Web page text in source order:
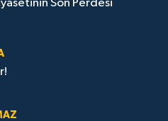
Son Perdesi